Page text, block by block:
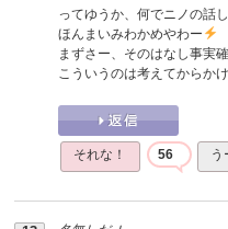
ってゆうか、何でニノの話
ほんまいみわかめやわー
まずさー、そのはなし事実
こういうのは考えてからか
それな！ 56